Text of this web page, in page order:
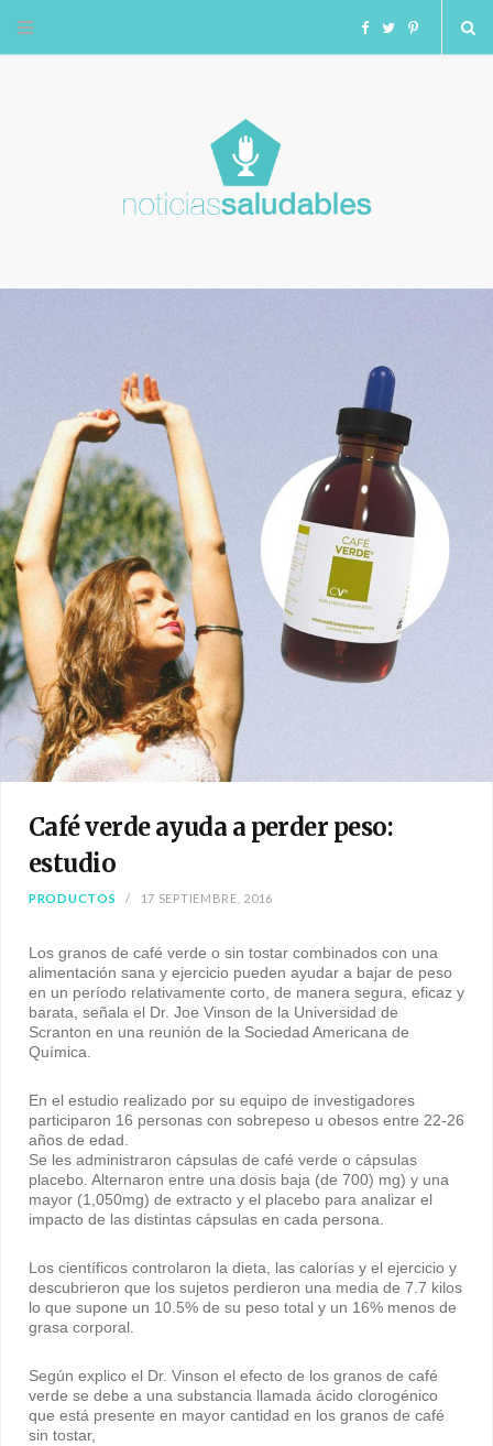
F
k
T I
Café verde ayuda a perder peso:
estudio
PRODUCTOS 17 SEPTIEMBRE, 2016
Los granos de café verde o sin tostar combinados con una
alimentación sana y ejercicio pueden ayudar a bajar de peso
en un período relativamente corto, de manera segura, eficaz y
barata, señala el Dr. Joe Vinson de la Universidad de
Scranton en una reunión de la Sociedad Americana de
Química.
En el estudio realizado por su equipo de investigadores
participaron 16 personas con sobrepeso u obesos entre 22-26
años de edad.
Se les administraron cápsulas de café verde o cápsulas
placebo. Alternaron entre una dosis baja (de 700) mg) y una
mayor (1,050mg) de extracto y el placebo para analizar el
impacto de las distintas cápsulas en cada persona.
Los científicos controlaron la dieta, las calorías y el ejercicio y
descubrieron que los sujetos perdieron una media de 7.7 kilos
lo que supone un 10.5% de su peso total y un 16% menos de
grasa corporal.
Según explico el Dr. Vinson el efecto de los granos de café
verde se debe a una substancia llamada ácido clorogénico
que está presente en mayor cantidad en los granos de café
sin tostar,